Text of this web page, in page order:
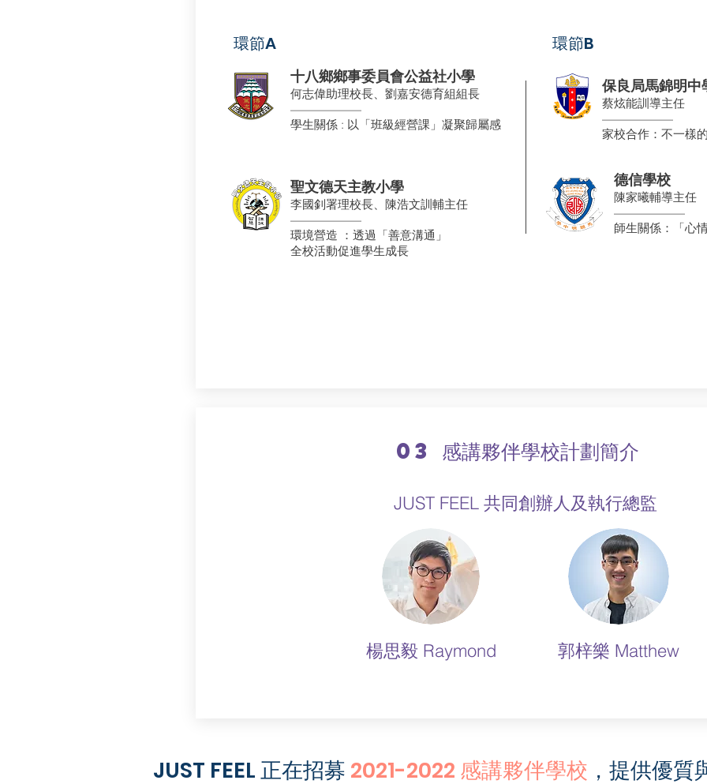
環節A 環節B
聖文德天主教小學
李國釗署理校長、陳浩文訓輔主任
​——————
環境營造 ：透過 「善意溝通」
全校活動促進學生成長
十八鄉鄉事委員會公益社小學
何志偉助理校長、劉嘉安德育組組長
​——————
學生關係 : 以「班級經營課」凝聚歸屬感
德信學校
陳家曦輔導主任
​——————
師生關係：「心
保良局馬錦明中
蔡炫能訓導主任
​——————
家校合作：不一樣
03 感講夥伴學校計劃簡介
JUST FEEL 共同創辦人及​執行總監
楊思毅 Raymond ​郭梓樂 Matthew
JUST FEEL 正在招募 2021-2022 感講夥伴學校 ，提供優